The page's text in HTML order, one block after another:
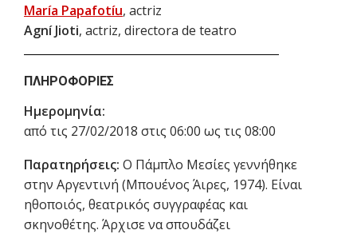
María Papafotíu, actriz
Agní Jioti, actriz, directora de teatro
ΠΛΗΡΟΦΟΡΊΕΣ
Ημερομηνία:
από τις 27/02/2018 στις 06:00 ως τις 08:00
Παρατηρήσεις: O Πάμπλο Μεσίες γεννήθηκε
στην Αργεντινή (Μπουένος Άιρες, 1974). Είναι
ηθοποιός, θεατρικός συγγραφέας και
σκηνοθέτης. Άρχισε να σπουδάζει